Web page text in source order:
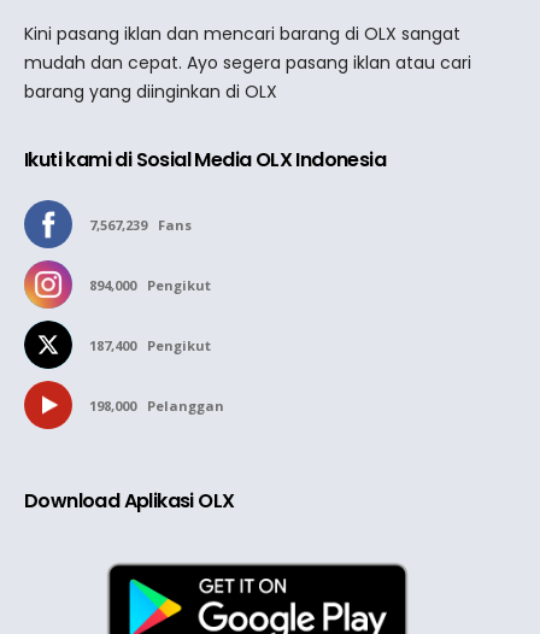
Kini pasang iklan dan mencari barang di OLX sangat
mudah dan cepat. Ayo segera pasang iklan atau cari
barang yang diinginkan di OLX
Ikuti kami di Sosial Media OLX Indonesia
7,567,239 Fans
894,000 Pengikut
187,400 Pengikut
198,000 Pelanggan
Download Aplikasi OLX